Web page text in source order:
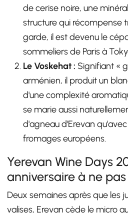
de cerise noire, une
structure qui récompense
garde, il est devenu le
sommeliers de Paris à
Le Voskehat : Signifiant «
arménien, il produit un
d'une complexité
se marie aussi
d'agneau d'Erevan
fromages européens.
Yerevan Wine Days
anniversaire à ne
Deux semaines après que les
valises, Erevan cède le micro